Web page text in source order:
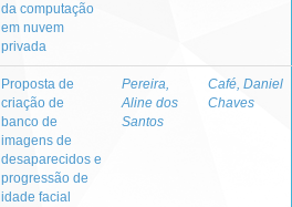
da computação
em nuvem
privada
Proposta de
criação de
banco de
imagens de
desaparecidos e
progressão de
idade facial
Pereira,
Aline dos
Santos
Café, Daniel
Chaves